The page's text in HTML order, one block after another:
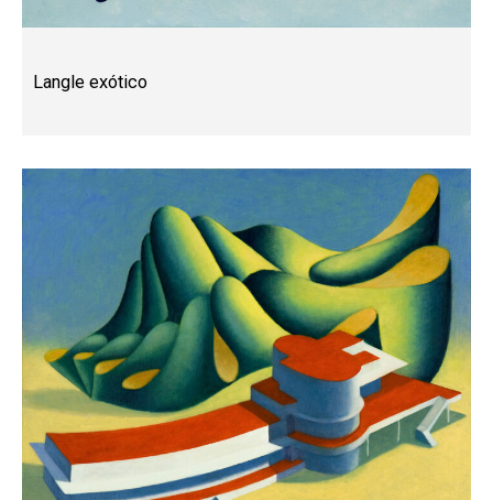
Langle exótico